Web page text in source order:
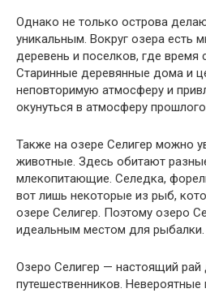
Однако не только острова
уникальным. Вокруг озера есть
деревень и поселков, где время
Старинные деревянные дома и
неповторимую атмосферу и
окунуться в атмосферу
Также на озере Селигер можно
животные. Здесь обитают
млекопитающие. Селедка,
вот лишь некоторые из рыб,
озере Селигер. Поэтому озеро
идеальным местом для рыбалки.
Озеро Селигер — настоящий рай
путешественников. Невероятные